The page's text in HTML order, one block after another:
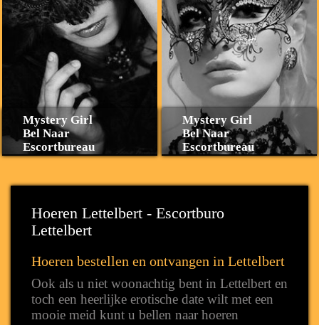
Mystery Girl
Bel Naar
Escortbureau
Mystery Girl
Bel Naar
Escortbureau
Hoeren Lettelbert - Escortburo
Lettelbert
Hoeren bestellen en ontvangen in Lettelbert
Ook als u niet woonachtig bent in Lettelbert en
toch een heerlijke erotische date wilt met een
mooie meid kunt u bellen naar hoeren